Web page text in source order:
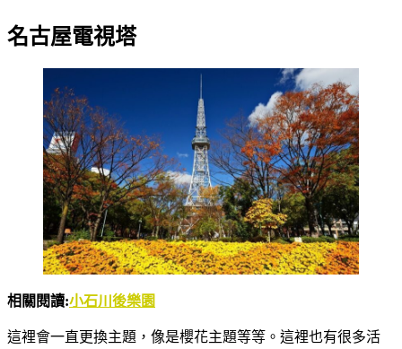
名古屋電視塔
相關閱讀:小石川後樂園
這裡會一直更換主題，像是櫻花主題等等。這裡也有很多活